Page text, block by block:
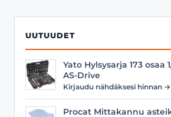
UUTUUDET
Yato Hylsysarja 173 osaa
AS-Drive
Kirjaudu nähdäksesi hinnan →
Procat Mittakannu